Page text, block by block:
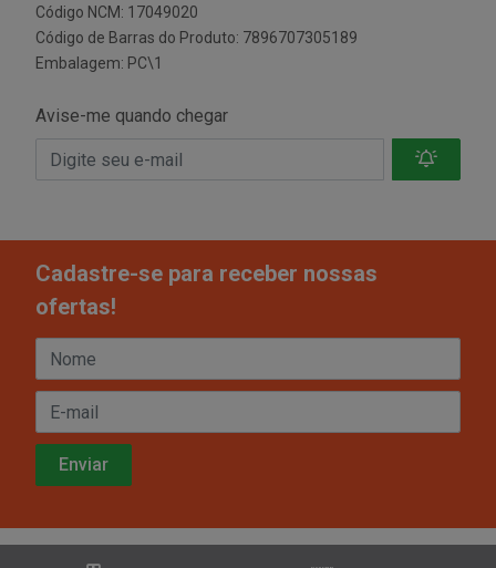
Código NCM: 17049020
Código de Barras do Produto: 7896707305189
Embalagem: PC\1
Avise-me quando chegar
Cadastre-se para receber nossas
ofertas!